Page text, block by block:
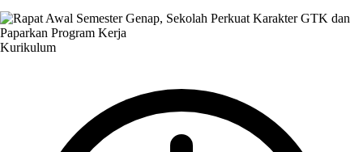
Kurikulum